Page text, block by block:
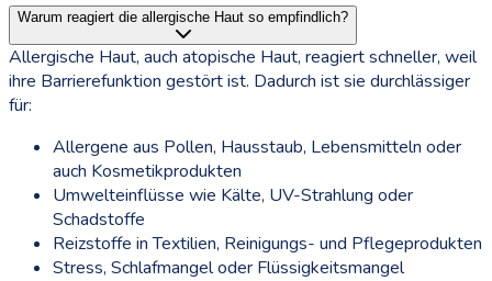
Warum reagiert die allergische Haut so empfindlich?
Allergische Haut, auch atopische Haut, reagiert schneller, weil
ihre Barrierefunktion gestört ist. Dadurch ist sie durchlässiger
für:
Allergene aus Pollen, Hausstaub, Lebensmitteln oder
auch Kosmetikprodukten
Umwelteinflüsse wie Kälte, UV-Strahlung oder
Schadstoffe
Reizstoffe in Textilien, Reinigungs- und Pflegeprodukten
Stress, Schlafmangel oder Flüssigkeitsmangel